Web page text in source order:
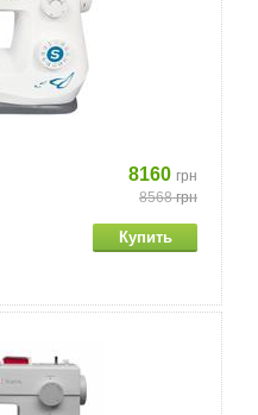
8160 грн
8568грн